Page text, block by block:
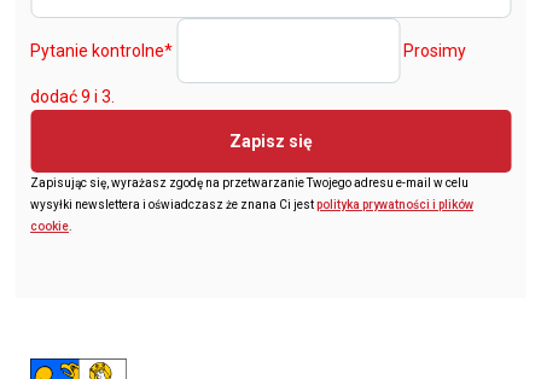
Pytanie kontrolne* Prosimy
dodać 9 i 3.
Zapisz się
Zapisując się, wyrażasz zgodę na przetwarzanie Twojego adresu e-mail w celu
wysyłki newslettera i oświadczasz że znana Ci jestpolityka prywatności i plików
cookie.